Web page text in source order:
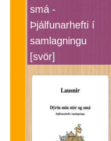
smá -
Þjálfunarhefti í
samlagningu
[svör]